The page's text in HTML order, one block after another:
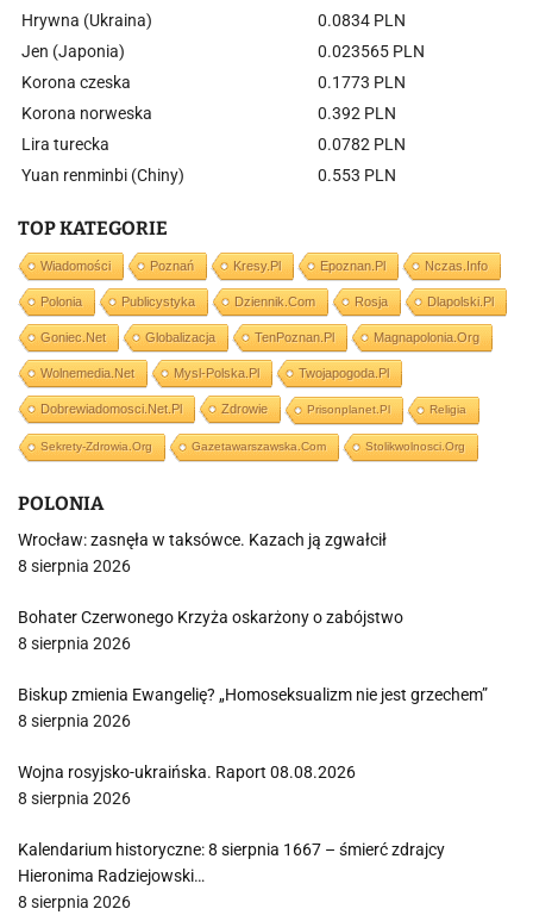
Hrywna (Ukraina)
0.0834 PLN
Jen (Japonia)
0.023565 PLN
Korona czeska
0.1773 PLN
Korona norweska
0.392 PLN
Lira turecka
0.0782 PLN
Yuan renminbi (Chiny)
0.553 PLN
TOP KATEGORIE
Wiadomości Poznań Kresy.pl Epoznan.pl Nczas.info
Polonia Publicystyka Dziennik.com Rosja Dlapolski.pl
Goniec.net Globalizacja TenPoznan.pl Magnapolonia.org
Wolnemedia.net Mysl-Polska.pl Twojapogoda.pl
Dobrewiadomosci.net.pl Zdrowie Prisonplanet.pl Religia
Sekrety-Zdrowia.org Gazetawarszawska.com Stolikwolnosci.org
POLONIA
Wrocław: zasnęła w taksówce. Kazach ją zgwałcił
8 sierpnia 2026
Bohater Czerwonego Krzyża oskarżony o zabójstwo
8 sierpnia 2026
Biskup zmienia Ewangelię? „Homoseksualizm nie jest grzechem”
8 sierpnia 2026
Wojna rosyjsko-ukraińska. Raport 08.08.2026
8 sierpnia 2026
Kalendarium historyczne: 8 sierpnia 1667 – śmierć zdrajcy
Hieronima Radziejowski…
8 sierpnia 2026